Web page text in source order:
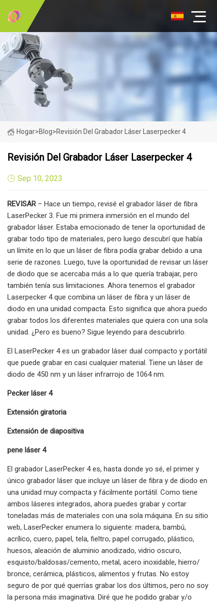
Hogar>Blog>Revisión Del Grabador Láser Laserpecker 4
Revisión Del Grabador Láser Laserpecker 4
Sep 10, 2023
REVISAR– Hace un tiempo, revisé el grabador láser de fibra
LaserPecker 3. Fue mi primera inmersión en el mundo del
grabador láser. Estaba emocionado de tener la oportunidad de
grabar todo tipo de materiales, pero luego descubrí que había
un límite en lo que un láser de fibra podía grabar debido a una
serie de razones. Luego, tuve la oportunidad de revisar un láser
de diodo que se acercaba más a lo que quería trabajar, pero
también tenía sus limitaciones. Ahora tenemos el grabador
Laserpecker 4 que combina un láser de fibra y un láser de
diodo en una unidad compacta. Esto significa que ahora puedo
grabar todos los diferentes materiales que quiera con una sola
unidad. ¿Pero es bueno? Sigue leyendo para descubrirlo.
El LaserPecker 4 es un grabador láser dual compacto y portátil
que puede grabar en casi cualquier material. Tiene un láser de
diodo de 450 nm y un láser infrarrojo de 1064 nm.
Pecker láser 4
Extensión giratoria
Extensión de diapositiva
pene láser 4
El grabador LaserPecker 4 es, hasta donde yo sé, el primer y
único grabador láser que incluye un láser de fibra y de diodo en
una unidad muy compacta y fácilmente portátil. Como tiene
ambos láseres integrados, ahora puedes grabar y cortar
toneladas más de materiales con una sola máquina. En su sitio
web, LaserPecker enumera lo siguiente: madera, bambú,
acrílico, cuero, papel, tela, fieltro, papel corrugado, plástico,
huesos, aleación de aluminio anodizado, vidrio oscuro,
esquisto/baldosas/cemento, metal, acero inoxidable, hierro/
bronce, cerámica, plásticos, alimentos y frutas. No estoy
seguro de por qué querrías grabar los dos últimos, pero no soy
la persona más imaginativa. Diré que he podido grabar y/o